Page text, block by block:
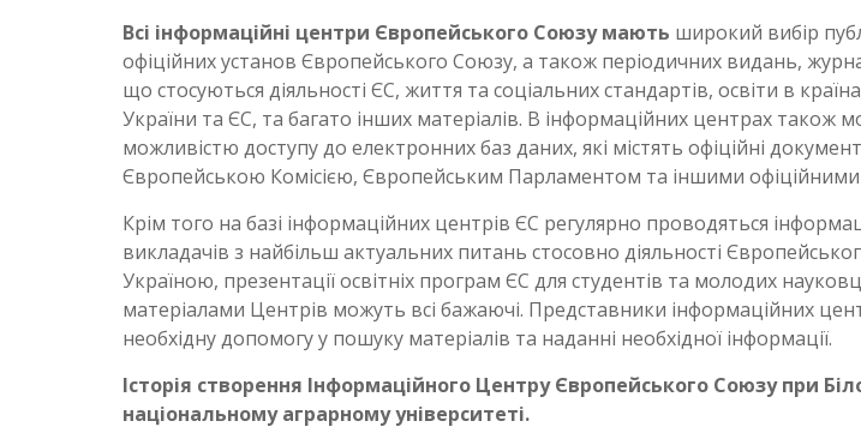
Всі інформаційні центри Європейського Союзу мають широкий вибір
офіційних установ Європейського Союзу, а також періодичних видань,
що стосуються діяльності ЄС, життя та соціальних стандартів, освіти в
України та ЄС, та багато інших матеріалів. В інформаційних центрах також
можливістю доступу до електронних баз даних, які містять офіційні
Європейською Комісією, Європейським Парламентом та іншими
Крім того на базі інформаційних центрів ЄС регулярно проводяться
викладачів з найбільш актуальних питань стосовно діяльності
Україною, презентації освітніх програм ЄС для студентів та молодих
матеріалами Центрів можуть всі бажаючі. Представники інформаційних
необхідну допомогу у пошуку матеріалів та наданні необхідної інформації.
Історія створення Інформаційного Центру Європейського Союзу при
національному аграрному університеті.